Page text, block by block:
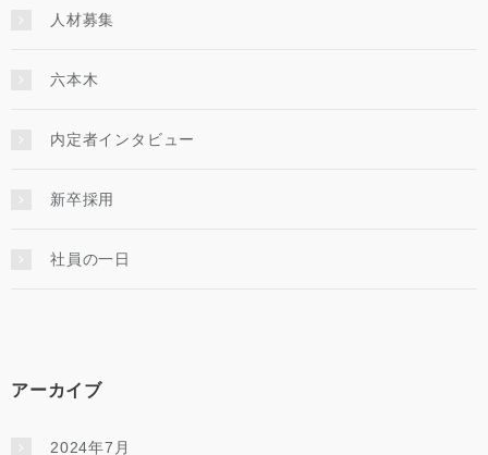
人材募集
六本木
内定者インタビュー
新卒採用
社員の一日
アーカイブ
2024年7月